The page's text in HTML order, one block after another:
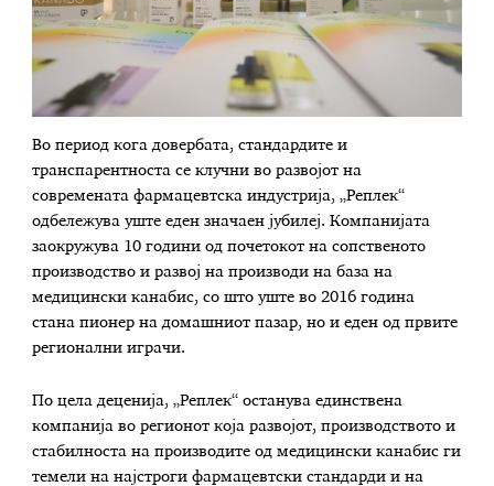
Во период кога довербата, стандардите и
транспарентноста се клучни во развојот на
современата фармацевтска индустрија, „Реплек“
одбележува уште еден значаен јубилеј. Компанијата
заокружува 10 години од почетокот на сопственото
производство и развој на производи на база на
медицински канабис, со што уште во 2016 година
стана пионер на домашниот пазар, но и еден од првите
регионални играчи.
По цела деценија, „Реплек“ останува единствена
компанија во регионот која развојот, производството и
стабилноста на производите од медицински канабис ги
темели на најстроги фармацевтски стандарди и на